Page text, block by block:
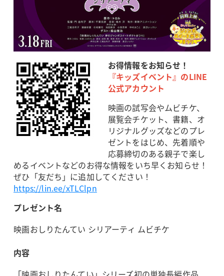
お得情報をお知らせ！
『キッズイベント』のLINE
公式アカウント
映画の試写会やムビチケ、
展覧会チケット、書籍、オ
リジナルグッズなどのプレ
ゼントをはじめ、先着順や
応募締切のある親子で楽し
めるイベントなどのお得な情報をいち早くお知らせ！
ぜひ「友だち」に追加してください！
https://lin.ee/xTLClpn
プレゼント名
映画おしりたんてい シリアーティ ムビチケ
内容